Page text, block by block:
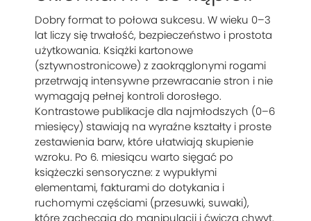
Dobry format to połowa sukcesu. W wieku 0–3
lat liczy się trwałość, bezpieczeństwo i prostota
użytkowania. Książki kartonowe
(sztywnostronicowe) z zaokrąglonymi rogami
przetrwają intensywne przewracanie stron i nie
wymagają pełnej kontroli dorosłego.
Kontrastowe publikacje dla najmłodszych (0–6
miesięcy) stawiają na wyraźne kształty i proste
zestawienia barw, które ułatwiają skupienie
wzroku. Po 6. miesiącu warto sięgać po
książeczki sensoryczne: z wypukłymi
elementami, fakturami do dotykania i
ruchomymi częściami (przesuwki, suwaki),
które zachęcają do manipulacji i ćwiczą chwyt.